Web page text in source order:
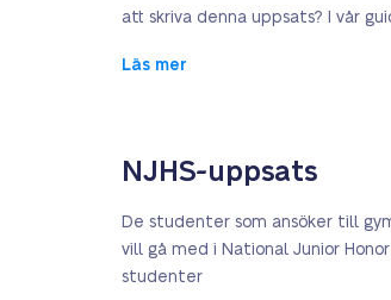
att skriva denna uppsats? I vår
Läs mer
NJHS-uppsats
De studenter som ansöker till
vill gå med i National Junior
studenter